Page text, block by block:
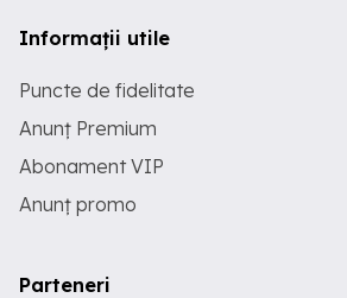
Informații utile
Puncte de fidelitate
Anunț Premium
Abonament VIP
Anunț promo
Parteneri